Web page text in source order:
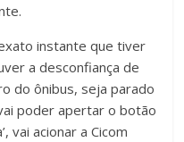
instante que tiver
a desconfiança de
do ônibus, seja parado
poder apertar o botão
vai acionar a Cicom